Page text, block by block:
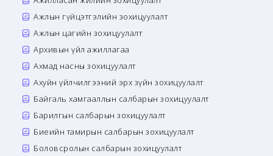
Ажлын гүйцэтгэлийн зохицуулалт
Ажлын цагийн зохицуулалт
Архивын үйл ажиллагаа
Ахмад насны зохицуулалт
Ахуйн үйлчилгээний эрх зүйн зохицуулалт
Байгаль хамгааллын салбарын зохицуулалт
Барилгын салбарын зохицуулалт
Биеийн тамирын салбарын зохицуулалт
Боловсролын салбарын зохицуулалт